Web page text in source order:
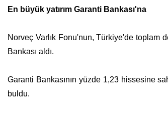
En büyük yatırım Garanti Bankası'na
Norveç Varlık Fonu'nun, Türkiye'de toplam
Bankası aldı.
Garanti Bankasının yüzde 1,23 hissesine
buldu.